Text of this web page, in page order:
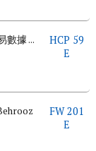
數據 ...
HCP 59
E
FW 201
E